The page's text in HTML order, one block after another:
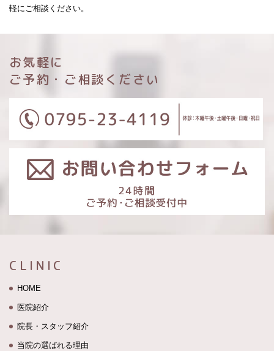
軽にご相談ください。
お気軽に
ご予約・ご相談ください
CLINIC
HOME
医院紹介
院長・スタッフ紹介
当院の選ばれる理由